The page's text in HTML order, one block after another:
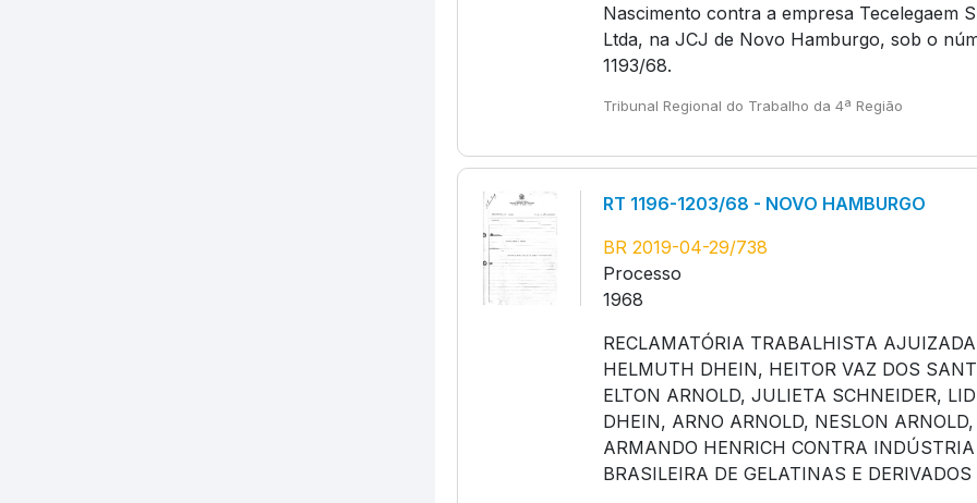
Nascimento contra a empresa Tecelegaem
Ltda, na JCJ de Novo Hamburgo, sob o
1193/68.
Tribunal Regional do Trabalho da 4ª Região
RT 1196-1203/68 - NOVO HAMBURGO
BR 2019-04-29/738
Processo
1968
RECLAMATÓRIA TRABALHISTA
HELMUTH DHEIN, HEITOR VAZ DOS
ELTON ARNOLD, JULIETA SCHNEIDER,
DHEIN, ARNO ARNOLD, NESLON ARNOLD,
ARMANDO HENRICH CONTRA INDÚSTRIA
BRASILEIRA DE GELATINAS E DERIVADOS